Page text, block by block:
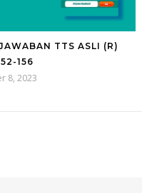
TTS ASLI (R)
156
8, 2023